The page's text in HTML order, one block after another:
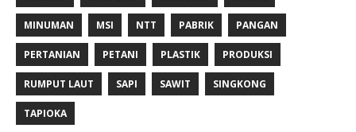
MINUMAN MSI NTT PABRIK PANGAN
PERTANIAN PETANI PLASTIK PRODUKSI
RUMPUT LAUT SAPI SAWIT SINGKONG
TAPIOKA